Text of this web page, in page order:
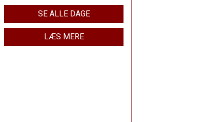
SE ALLE DAGE
LÆS MERE